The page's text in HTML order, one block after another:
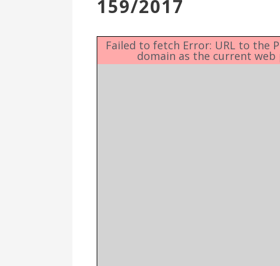
Επιτροπή
Ενότητες
159/2017
Failed to fetch Error: URL to the
domain as the current web